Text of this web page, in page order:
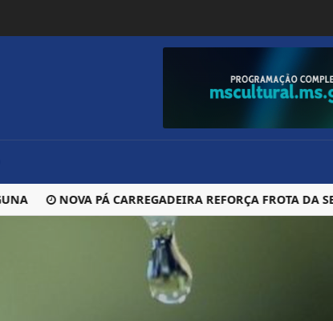
NOVA PÁ CARREGADEIRA REFORÇA FROTA DA